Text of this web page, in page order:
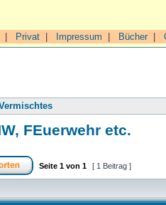
Privat Impressum Bücher|
FEuerwehr etc.
Seite 1 von 1 [ 1 Beitrag ]